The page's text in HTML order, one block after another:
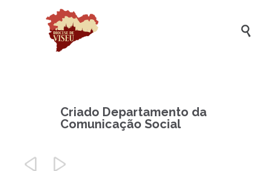

Criado Departamento da
Comunicação Social
 